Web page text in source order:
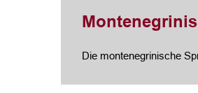
Die montenegrinische